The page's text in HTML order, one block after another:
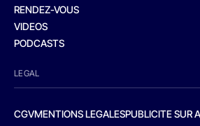
RENDEZ-VOUS
VIDEOS
PODCASTS
LEGAL
CGVMENTIONS LEGALESPUBLICITE SUR